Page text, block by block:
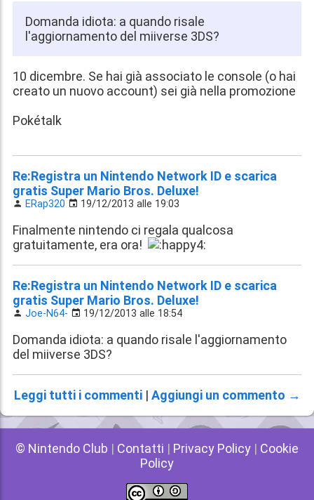
Domanda idiota: a quando risale
l'aggiornamento del miiverse 3DS?
10 dicembre. Se hai già associato le console (o hai
creato un nuovo account) sei già nella promozione
Pokétalk
Re:Registra un Nintendo Network ID e scarica
gratis Super Mario Bros. Deluxe!
ERap320 19/12/2013 alle 19:03
Finalmente nintendo ci regala qualcosa
gratuitamente, era ora!
Re:Registra un Nintendo Network ID e scarica
gratis Super Mario Bros. Deluxe!
Joe-N64- 19/12/2013 alle 18:54
Domanda idiota: a quando risale l'aggiornamento
del miiverse 3DS?
Leggi tutti i commenti| Aggiungi un commento →
© Nintendo Club | Contatti | Privacy Policy | Cookie
Policy